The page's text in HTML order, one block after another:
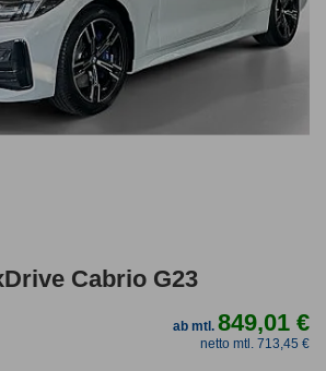
Cabrio G23
ab mtl.849,01 €
netto mtl. 713,45 €